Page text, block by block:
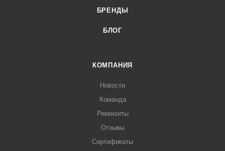
БРЕНДЫ
БЛОГ
КОМПАНИЯ
Новости
Команда
Реквизиты
Отзывы
Сертификаты